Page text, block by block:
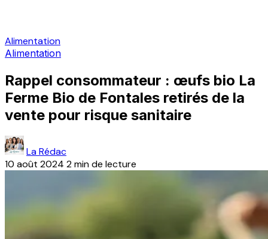
Alimentation
Alimentation
Rappel consommateur : œufs bio La
Ferme Bio de Fontales retirés de la
vente pour risque sanitaire
La Rédac
10 août 2024 2 min de lecture